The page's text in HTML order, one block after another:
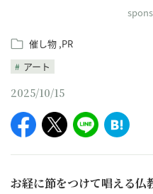
催し物 PR
アート
2025/10/15
お経に節をつけて唱える仏